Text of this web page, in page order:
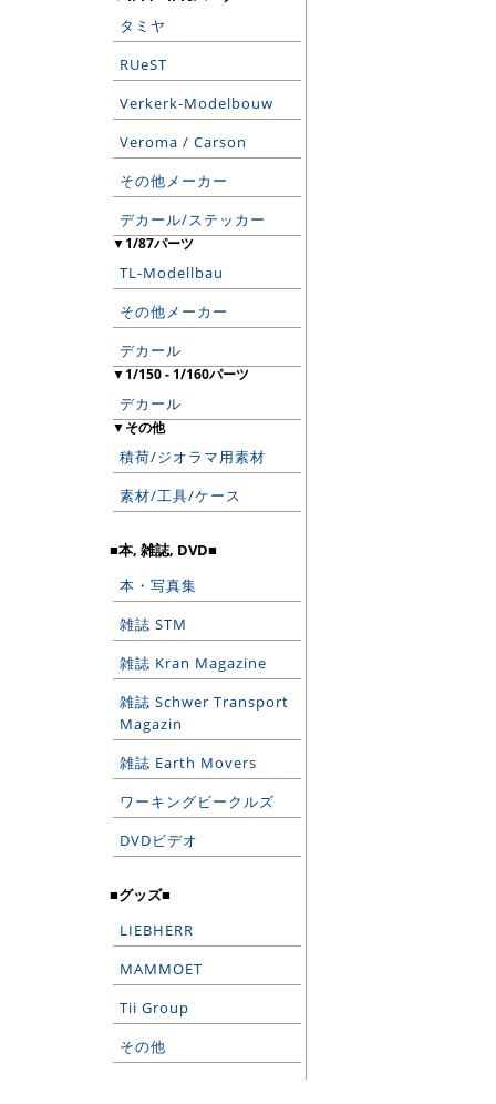
タミヤ
RUeST
Verkerk-Modelbouw
Veroma / Carson
その他メーカー
デカール/ステッカー
▼1/87パーツ
TL-Modellbau
その他メーカー
デカール
▼1/150 - 1/160パーツ
デカール
▼その他
積荷/ジオラマ用素材
素材/工具/ケース
■本, 雑誌, DVD■
本・写真集
雑誌 STM
雑誌 Kran Magazine
雑誌 Schwer Transport
Magazin
雑誌 Earth Movers
ワーキングビークルズ
DVDビデオ
■グッズ■
LIEBHERR
MAMMOET
Tii Group
その他